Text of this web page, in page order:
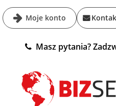
Moje konto
Masz pytania?